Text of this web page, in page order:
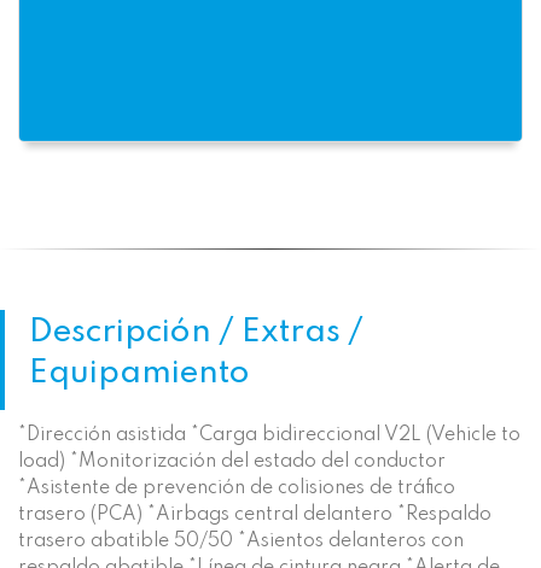
Descripción / Extras /
Equipamiento
*Dirección asistida *Carga bidireccional V2L (Vehicle to
load) *Monitorización del estado del conductor
*Asistente de prevención de colisiones de tráfico
trasero (PCA) *Airbags central delantero *Respaldo
trasero abatible 50/50 *Asientos delanteros con